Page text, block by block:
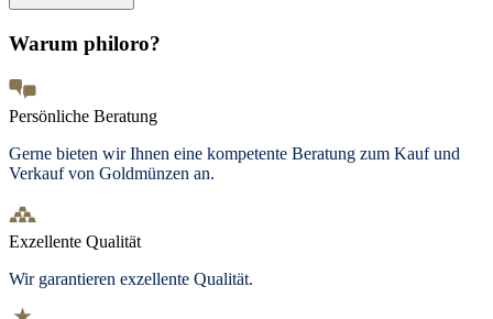
Warum philoro?
Persönliche Beratung
Gerne bieten wir Ihnen eine kompetente Beratung zum Kauf und
Verkauf von Goldmünzen an.
Exzellente Qualität
Wir garantieren exzellente Qualität.